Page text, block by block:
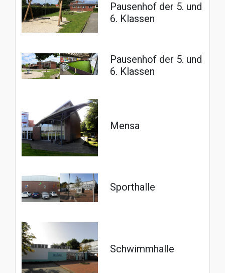
Pausenhof der 5. und
6. Klassen
Pausenhof der 5. und
6. Klassen
Mensa
Sporthalle
Schwimmhalle